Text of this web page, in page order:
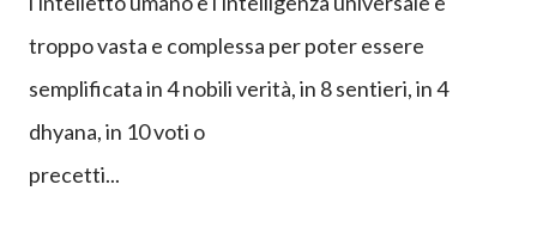
evadere dalla vita quotidiana.
Io più o meno la penso allo stesso modo (con
sfumature diverse) per la semplice ragione che
l'intelletto umano e l'intelligenza universale è